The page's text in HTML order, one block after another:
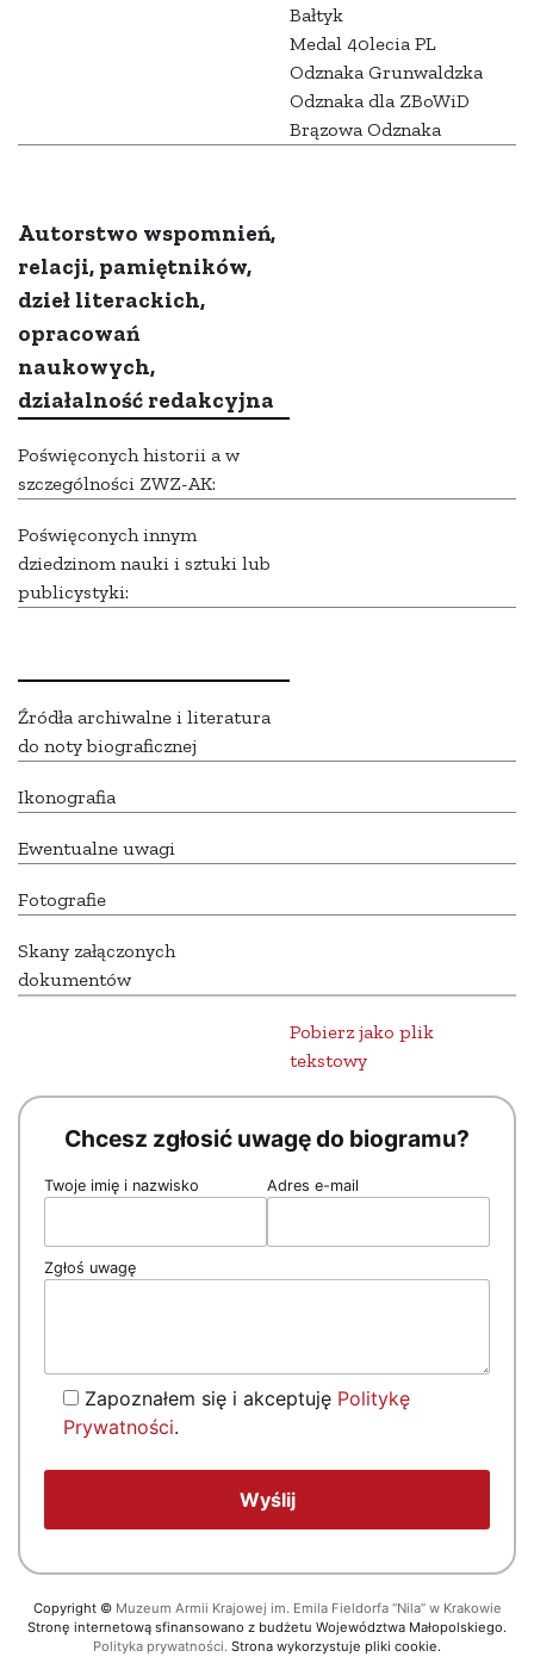
Bałtyk
Medal 40lecia PL
Odznaka Grunwaldzka
Odznaka dla ZBoWiD
Brązowa Odznaka
Autorstwo wspomnień,
relacji, pamiętników,
dzieł literackich,
opracowań
naukowych,
działalność redakcyjna
Poświęconych historii a w
szczególności ZWZ-AK:
Poświęconych innym
dziedzinom nauki i sztuki lub
publicystyki:
Źródła archiwalne i literatura
do noty biograficznej
Ikonografia
Ewentualne uwagi
Fotografie
Skany załączonych
dokumentów
Pobierz jako plik
tekstowy
Chcesz zgłosić uwagę do biogramu?
Twoje imię i nazwisko Adres e-mail
Zgłoś uwagę
Zapoznałem się i akceptuję Politykę
Prywatności.
Copyright © Muzeum Armii Krajowej im. Emila Fieldorfa “Nila” w Krakowie
Stronę internetową sfinansowano z budżetu Województwa Małopolskiego.
Polityka prywatności. Strona wykorzystuje pliki cookie.